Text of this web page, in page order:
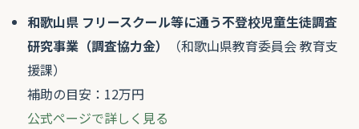
和歌山県 フリースクール等に通う不登校児童生徒調査
研究事業（調査協力金）
（和歌山県教育委員会 教育支
援課）
補助の目安：12万円
公式ページで詳しく見る